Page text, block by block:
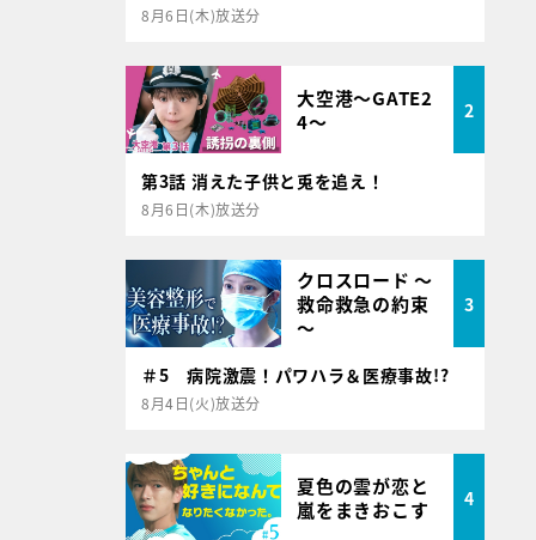
8月6日(木)放送分
大空港～GATE2
4～
2
第3話 消えた子供と兎を追え！
8月6日(木)放送分
クロスロード ～
救命救急の約束
～
3
＃5 病院激震！パワハラ＆医療事故!?
8月4日(火)放送分
夏色の雲が恋と
嵐をまきおこす
4